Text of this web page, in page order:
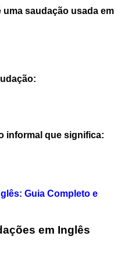
uma saudação usada em
informal que significa:
Guia Completo e
em Inglês